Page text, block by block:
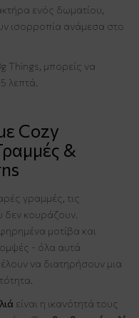
ενός δωματίου,
ισορροπία ανάμεσα στο
Things, μπορείς να
λεπτά.
Cozy
&
γραμμές, τις
κουράζουν.
μοτίβα και
- όλα αυτά
να διατηρήσουν μια
είναι η ικανότητά τους